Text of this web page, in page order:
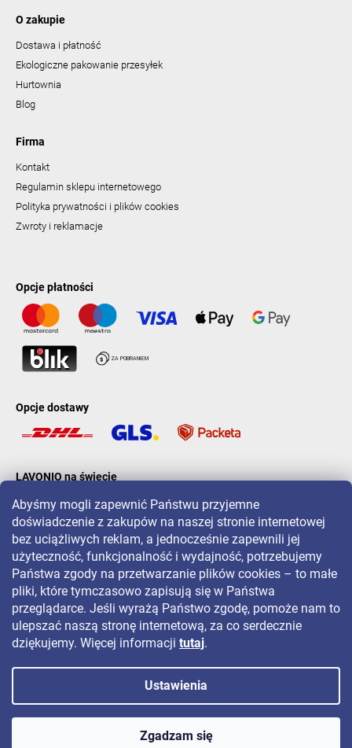
Abyśmy mogli zapewnić Państwu przyjemne
doświadczenie z zakupów na naszej stronie internetowej
bez uciążliwych reklam, a jednocześnie zapewnili jej
użyteczność, funkcjonalność i wydajność, potrzebujemy
Państwa zgody na przetwarzanie plików cookies – to małe
pliki, które tymczasowo zapisują się w Państwa
przeglądarce. Jeśli wyrażą Państwo zgodę, pomoże nam to
ulepszać naszą stronę internetową, za co serdecznie
dziękujemy. Więcej informacji tutaj.
Ustawienia
Zgadzam się
O zakupie
Dostawa i płatność
Ekologiczne pakowanie przesyłek
Hurtownia
Blog
Firma
Kontakt
Regulamin sklepu internetowego
Polityka prywatności i plików cookies
Zwroty i reklamacje
Opcje płatności
Opcje dostawy
LAVONIO na świecie
Aby być na bieżąco z promocjami, konkursami i zniżkami, śledź nas
na:
Copyright 2026 LAVONIO.pl. Wszystkie prawa zastrzeżone.